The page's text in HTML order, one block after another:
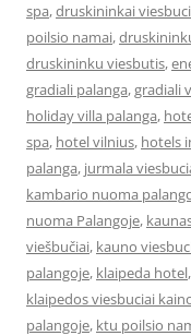
spa,druskininkai
poilsio namai,
druskininku viesbutis,
gradiali palanga,gradiali
holiday villa palanga,
spa, hotel vilnius, hotels
palanga, jurmala
kambario nuoma
nuoma Palangoje,
viešbučiai, kauno
palangoje, klaipeda hotel,
klaipedos viesbuciai
palangoje, ktu poilsio